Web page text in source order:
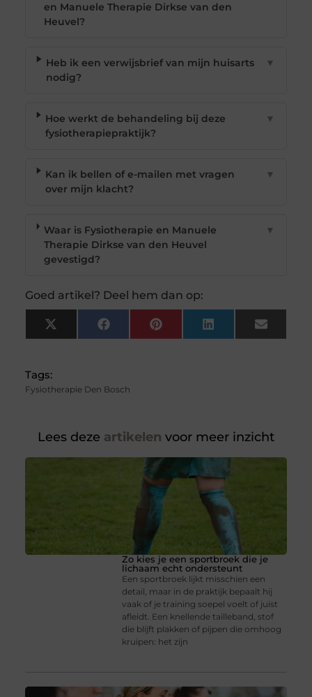
en Manuele Therapie Dirkse van den
Heuvel?
Heb ik een verwijsbrief van mijn huisarts
nodig?
▼
Hoe werkt de behandeling bij deze
fysiotherapiepraktijk?
▼
Kan ik bellen of e-mailen met vragen
over mijn klacht?
▼
Waar is Fysiotherapie en Manuele
Therapie Dirkse van den Heuvel
gevestigd?
▼
Goed artikel? Deel hem dan op:
X
(Twitter)
FacebookPinterest LinkedIn Email
Tags:
Fysiotherapie Den Bosch
Lees deze artikelen voor meer inzicht
Zo kies je een sportbroek die je
lichaam echt ondersteunt
Een sportbroek lijkt misschien een
detail, maar in de praktijk bepaalt hij
vaak of je training soepel voelt of juist
afleidt. Een knellende tailleband, stof
die blijft plakken of pijpen die omhoog
kruipen: het zijn